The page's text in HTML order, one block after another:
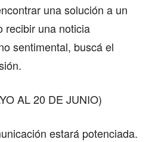
una solución a un
recibir una noticia
sentimental, buscá el
AL 20 DE JUNIO)
estará potenciada.